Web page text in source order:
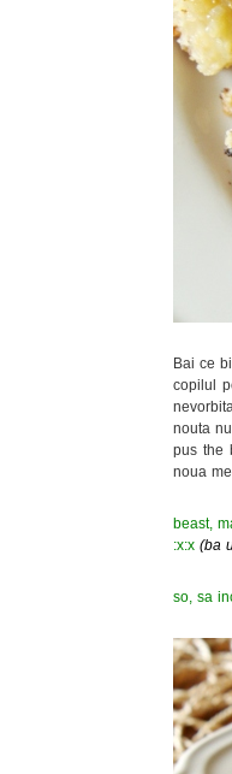
Bai ce
copilul
nouta
pus the
noua
beast,
:x:x (ba
so, sa